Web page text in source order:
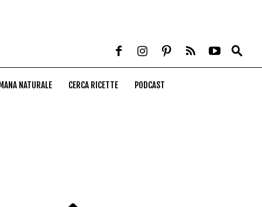
NATURALE CERCA RICETTE PODCAST